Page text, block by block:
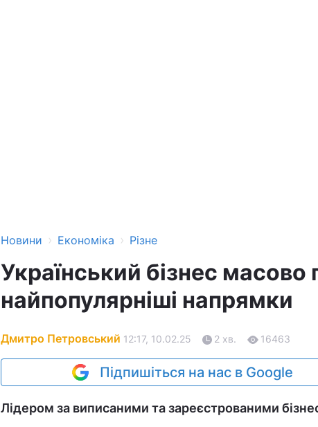
Новини › Економіка › Різне
Український бізнес
найпопулярніші напрямки
Дмитро Петровський 12:17, 10.02.25 2 хв. 16463
Підпишіться на нас в Google
Лідером за виписаними та зареєстрованими